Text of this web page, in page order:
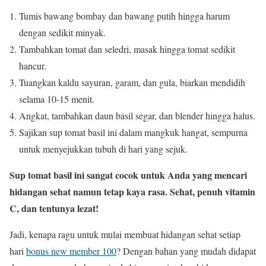
Tumis bawang bombay dan bawang putih hingga harum
dengan sedikit minyak.
Tambahkan tomat dan seledri, masak hingga tomat sedikit
hancur.
Tuangkan kaldu sayuran, garam, dan gula, biarkan mendidih
selama 10-15 menit.
Angkat, tambahkan daun basil segar, dan blender hingga halus.
Sajikan sup tomat basil ini dalam mangkuk hangat, sempurna
untuk menyejukkan tubuh di hari yang sejuk.
Sup tomat basil ini sangat cocok untuk Anda yang mencari
hidangan sehat namun tetap kaya rasa. Sehat, penuh vitamin
C, dan tentunya lezat!
Jadi, kenapa ragu untuk mulai membuat hidangan sehat setiap
haribonus new member 100? Dengan bahan yang mudah didapat